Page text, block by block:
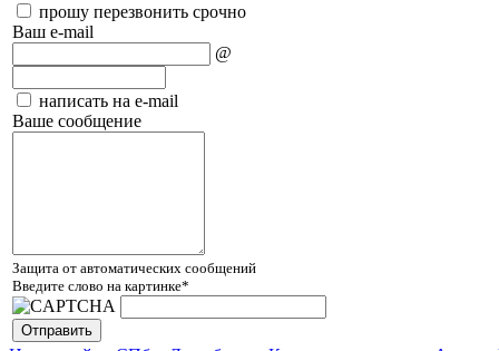
прошу перезвонить срочно
Ваш e-mail
@
написать на e-mail
Ваше сообщение
Защита от автоматических сообщений
Введите слово на картинке*